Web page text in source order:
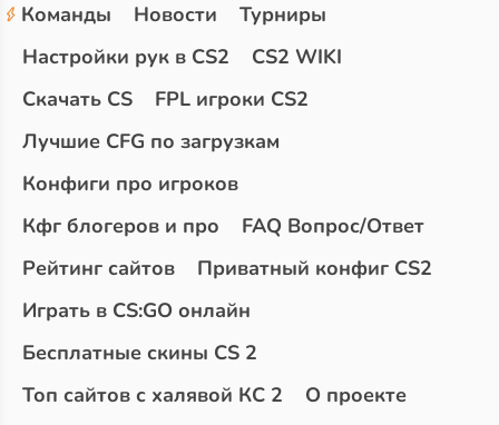
Команды Новости
Турниры
Настройки рук в CS2
CS2 WIKI
Скачать CS
FPL игроки CS2
Лучшие CFG по загрузкам
Конфиги про игроков
Кфг блогеров и про
FAQ Вопрос/Ответ
Рейтинг сайтов
Приватный конфиг CS2
Играть в CS:GO онлайн
Бесплатные скины CS 2
Топ сайтов с халявой КС 2
О проекте